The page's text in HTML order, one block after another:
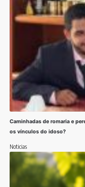
Caminhadas de romaria e
os vínculos do idoso?
Noticias